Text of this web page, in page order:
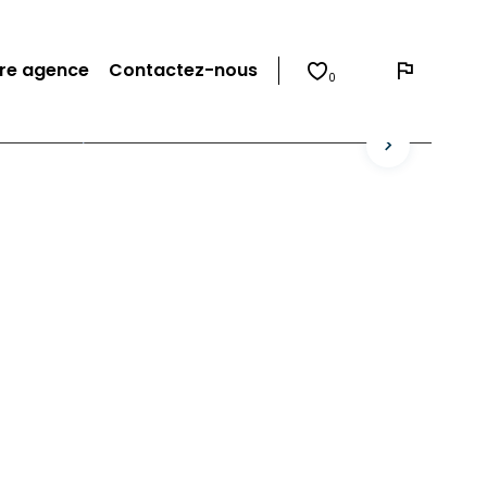
agence Contactez-nous 0